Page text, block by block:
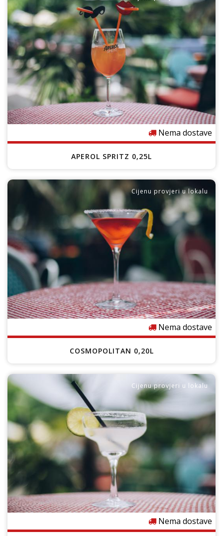
e
Nema dostave
APEROL SPRITZ 0,25L
Cijenu provjeri u lokalu
Nema dostave
COSMOPOLITAN 0,20L
Cijenu provjeri u lokalu
Nema dostave